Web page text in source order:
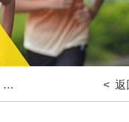
花出心思——母親節活動
< 返